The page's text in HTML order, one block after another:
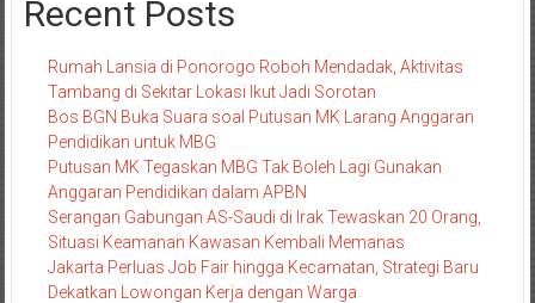
Recent Posts
Rumah Lansia di Ponorogo Roboh Mendadak, Aktivitas
Tambang di Sekitar Lokasi Ikut Jadi Sorotan
Bos BGN Buka Suara soal Putusan MK Larang Anggaran
Pendidikan untuk MBG
Putusan MK Tegaskan MBG Tak Boleh Lagi Gunakan
Anggaran Pendidikan dalam APBN
Serangan Gabungan AS-Saudi di Irak Tewaskan 20 Orang,
Situasi Keamanan Kawasan Kembali Memanas
Jakarta Perluas Job Fair hingga Kecamatan, Strategi Baru
Dekatkan Lowongan Kerja dengan Warga